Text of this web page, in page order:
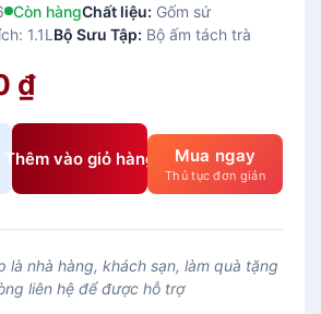
Còn hàngChất liệu: Gốm sứ
1.1L Bộ Sưu Tập: Bộ ấm tách trà
₫
Thêm vào giỏ hàng Mua ngay
Thủ tục đơn giản
là nhà hàng, khách sạn, làm quà tặng
liên hệ để được hỗ trợ